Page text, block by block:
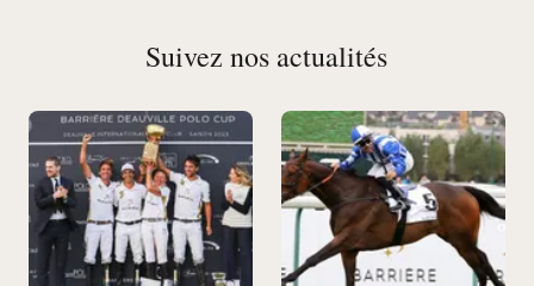
Suivez nos actualités